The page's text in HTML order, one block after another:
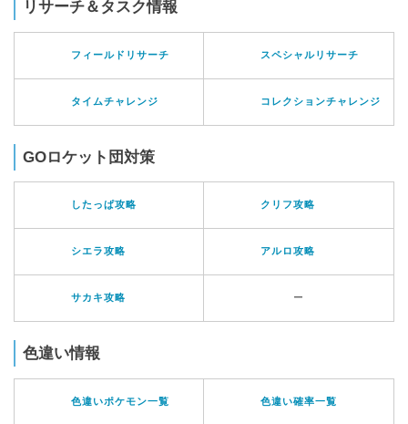
リサーチ＆タスク情報
フィールドリサーチ スペシャルリサーチ
タイムチャレンジ コレクションチャレンジ
GOロケット団対策
したっぱ攻略 クリフ攻略
シエラ攻略 アルロ攻略
サカキ攻略 ー
色違い情報
色違いポケモン一覧 色違い確率一覧